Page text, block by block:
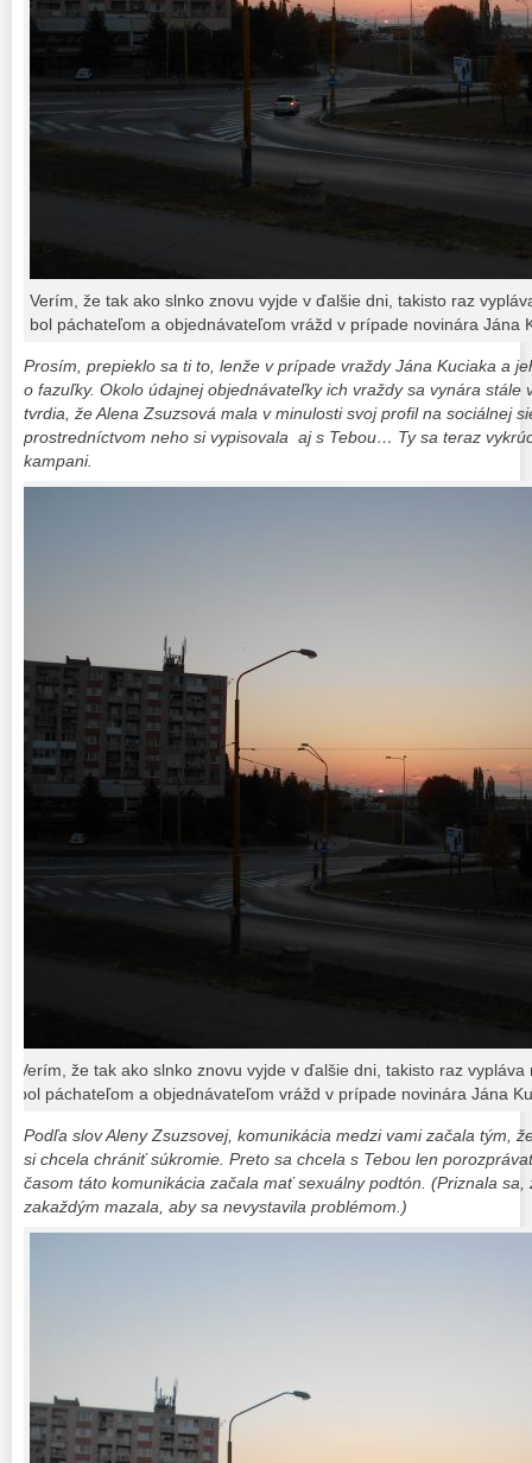
Verím, že tak ako slnko znovu vyjde v ďalšie dni, takisto raz
bol páchateľom a objednávateľom vrážd v prípade novinára Jána
Prosím, prepieklo sa ti to, lenže v prípade vraždy Jána Kuciaka a
o fazuľky. Okolo údajnej objednávateľky ich vraždy sa vynára stále
tvrdia, že Alena Zsuzsová mala v minulosti svoj profil na sociálnej
prostredníctvom neho si vypisovala aj s Tebou… Ty sa teraz
kampani.
Verím, že tak ako slnko znovu vyjde v ďalšie dni, takisto raz
bol páchateľom a objednávateľom vrážd v prípade novinára Jána
Podľa slov Aleny Zsuzsovej, komunikácia medzi vami začala tým,
si chcela chrániť súkromie. Preto sa chcela s Tebou len
časom táto komunikácia začala mať sexuálny podtón. (Priznala sa,
zakaždým mazala, aby sa nevystavila problémom.)